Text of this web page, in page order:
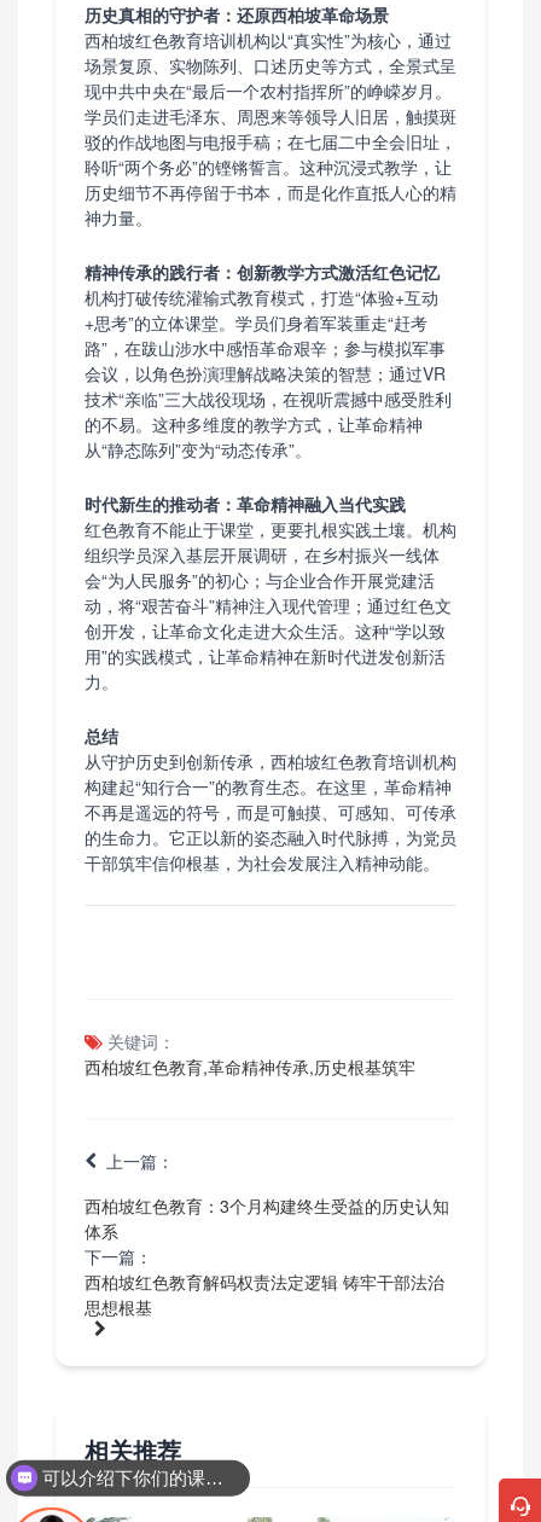
历史真相的守护者：还原西柏坡革命场景
西柏坡红色教育培训机构以“真实性”为核心，通过
场景复原、实物陈列、口述历史等方式，全景式呈
现中共中央在“最后一个农村指挥所”的峥嵘岁月。
学员们走进毛泽东、周恩来等领导人旧居，触摸斑
驳的作战地图与电报手稿；在七届二中全会旧址，
聆听“两个务必”的铿锵誓言。这种沉浸式教学，让
历史细节不再停留于书本，而是化作直抵人心的精
神力量。
精神传承的践行者：创新教学方式激活红色记忆
机构打破传统灌输式教育模式，打造“体验+互动
+思考”的立体课堂。学员们身着军装重走“赶考
路”，在跋山涉水中感悟革命艰辛；参与模拟军事
会议，以角色扮演理解战略决策的智慧；通过VR
技术“亲临”三大战役现场，在视听震撼中感受胜利
的不易。这种多维度的教学方式，让革命精神
从“静态陈列”变为“动态传承”。
时代新生的推动者：革命精神融入当代实践
红色教育不能止于课堂，更要扎根实践土壤。机构
组织学员深入基层开展调研，在乡村振兴一线体
会“为人民服务”的初心；与企业合作开展党建活
动，将“艰苦奋斗”精神注入现代管理；通过红色文
创开发，让革命文化走进大众生活。这种“学以致
用”的实践模式，让革命精神在新时代迸发创新活
力。
总结
从守护历史到创新传承，西柏坡红色教育培训机构
构建起“知行合一”的教育生态。在这里，革命精神
不再是遥远的符号，而是可触摸、可感知、可传承
的生命力。它正以新的姿态融入时代脉搏，为党员
干部筑牢信仰根基，为社会发展注入精神动能。
关键词：
西柏坡红色教育,革命精神传承,历史根基筑牢
上一篇：
西柏坡红色教育：3个月构建终生受益的历史认知
体系
下一篇：
西柏坡红色教育解码权责法定逻辑 铸牢干部法治
思想根基
相关推荐
可以介绍下你们的课程吗？